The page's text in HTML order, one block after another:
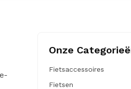
Onze
Fietsaccessoires
Fietsen